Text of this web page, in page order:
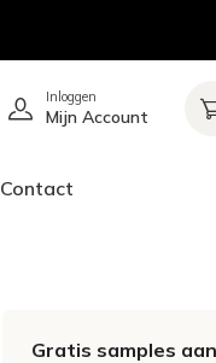
Inloggen
Mijn Account
Contact
Gratis samples